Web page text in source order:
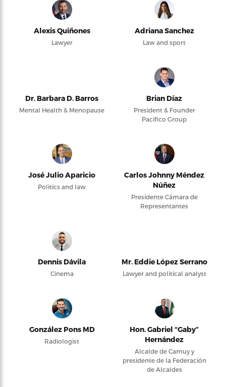
Alexis Quiñones
Lawyer
Adriana Sanchez
Law and sport
Dr. Barbara D. Barros
Mental Health & Menopause
Brian Díaz
President & Founder
Pacifico Group
José Julio Aparicio
Politics and law
Carlos Johnny Méndez
Núñez
Presidente Cámara de
Representantes
Dennis Dávila
Cinema
Mr. Eddie López Serrano
Lawyer and political analyst
González Pons MD
Radiologist
Hon. Gabriel “Gaby”
Hernández
Alcalde de Camuy y
presidente de la Federación
de Alcaldes